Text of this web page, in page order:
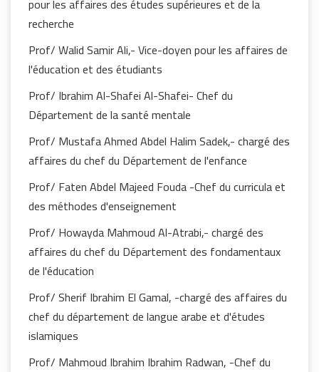
pour les affaires des études supérieures et de la
recherche
Prof/ Walid Samir Ali,- Vice-doyen pour les affaires de
l'éducation et des étudiants
Prof/ Ibrahim Al-Shafei Al-Shafei- Chef du
Département de la santé mentale
Prof/ Mustafa Ahmed Abdel Halim Sadek,- chargé des
affaires du chef du Département de l'enfance
Prof/ Faten Abdel Majeed Fouda -Chef du curricula et
des méthodes d'enseignement
Prof/ Howayda Mahmoud Al-Atrabi,- chargé des
affaires du chef du Département des fondamentaux
de l'éducation
Prof/ Sherif Ibrahim El Gamal, -chargé des affaires du
chef du département de langue arabe et d'études
islamiques
Prof/ Mahmoud Ibrahim Ibrahim Radwan, -Chef du